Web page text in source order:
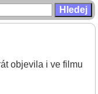
objevila i ve filmu